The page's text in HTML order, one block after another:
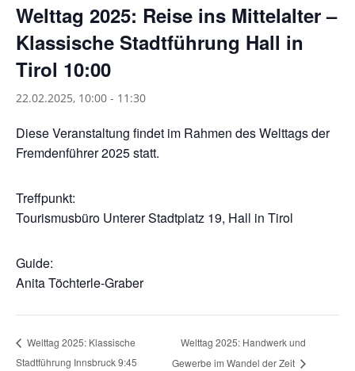
Welttag 2025: Reise ins Mittelalter –
Klassische Stadtführung Hall in
Tirol 10:00
22.02.2025, 10:00 - 11:30
Diese Veranstaltung findet im Rahmen des Welttags der
Fremdenführer 2025 statt.
Treffpunkt:
Tourismusbüro Unterer Stadtplatz 19, Hall in Tirol
Guide:
Anita Töchterle-Graber
Welttag 2025: Klassische
Stadtführung Innsbruck 9:45
Welttag 2025: Handwerk und
Gewerbe im Wandel der Zeit